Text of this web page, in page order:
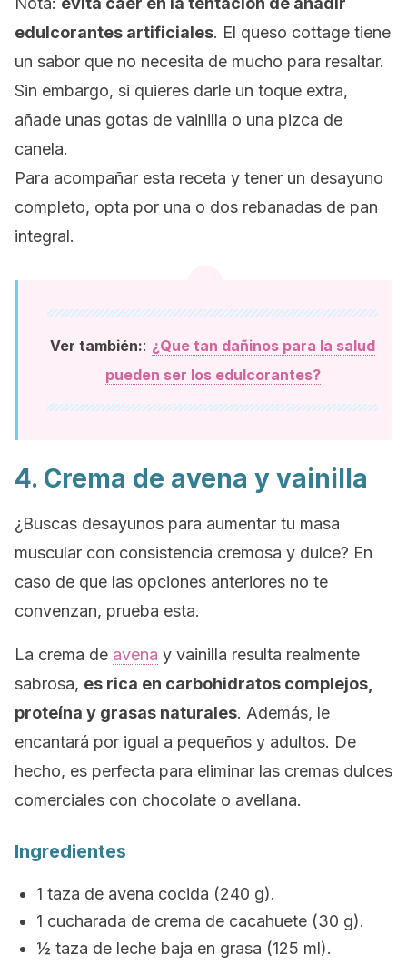
edulcorantes artificiales. El queso cottage tiene
un sabor que no necesita de mucho para resaltar.
Sin embargo, si quieres darle un toque extra,
añade unas gotas de vainilla o una pizca de
canela.
Para acompañar esta receta y tener un desayuno
completo, opta por una o dos rebanadas de pan
integral.
Ver también:: ¿Que tan dañinos para la salud
pueden ser los edulcorantes?
4. Crema de avena y vainilla
¿Buscas desayunos para aumentar tu masa
muscular con consistencia cremosa y dulce? En
caso de que las opciones anteriores no te
convenzan, prueba esta.
La crema de avena y vainilla resulta realmente
sabrosa, es rica en carbohidratos complejos,
proteína y grasas naturales. Además, le
encantará por igual a pequeños y adultos. De
hecho, es perfecta para eliminar las cremas dulces
comerciales con chocolate o avellana.
Ingredientes
1 taza de avena cocida (240 g).
1 cucharada de crema de cacahuete (30 g).
½ taza de leche baja en grasa (125 ml).